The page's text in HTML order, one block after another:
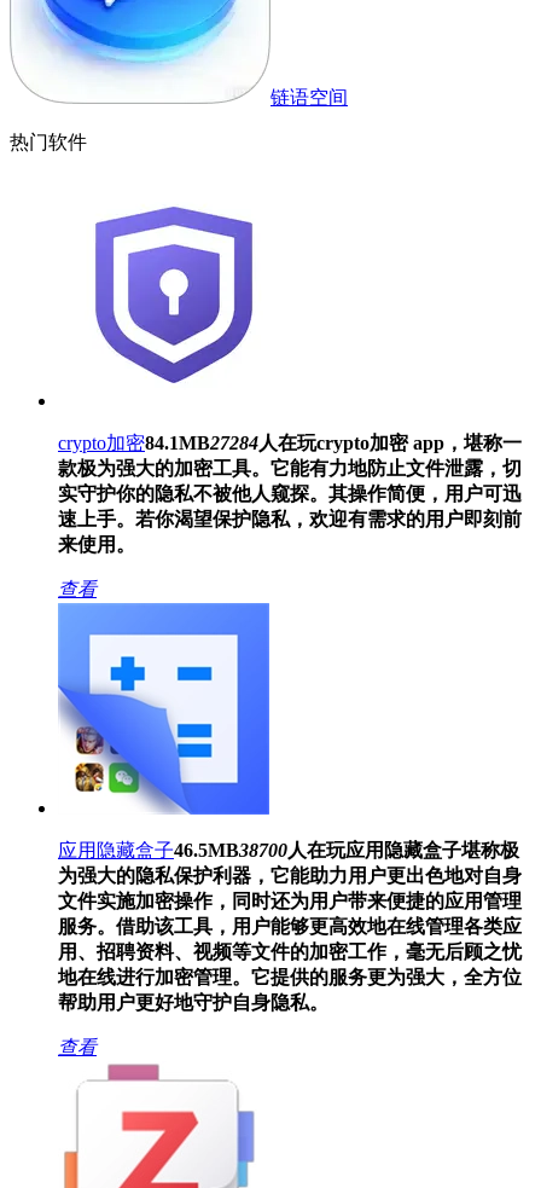
链语空间
热门软件
crypto加密84.1MB27284人在玩crypto加密 app，堪称一
款极为强大的加密工具。它能有力地防止文件泄露，切
实守护你的隐私不被他人窥探。其操作简便，用户可迅
速上手。若你渴望保护隐私，欢迎有需求的用户即刻前
来使用。
查看
应用隐藏盒子46.5MB38700人在玩应用隐藏盒子堪称极
为强大的隐私保护利器，它能助力用户更出色地对自身
文件实施加密操作，同时还为用户带来便捷的应用管理
服务。借助该工具，用户能够更高效地在线管理各类应
用、招聘资料、视频等文件的加密工作，毫无后顾之忧
地在线进行加密管理。它提供的服务更为强大，全方位
帮助用户更好地守护自身隐私。
查看